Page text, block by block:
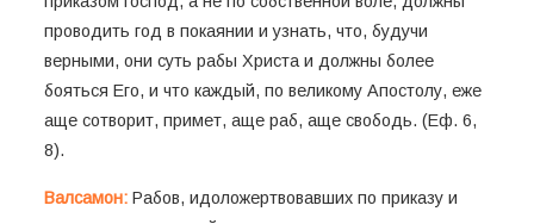
проводить год в покаянии и узнать, что, будучи
верными, они суть рабы Христа и должны более
бояться Его, и что каждый, по великому Апостолу, еже
аще сотворит, примет, аще раб, аще свободь. (Еф. 6,
8).
Валсамон:Рабов, идоложертвовавших по приказу и